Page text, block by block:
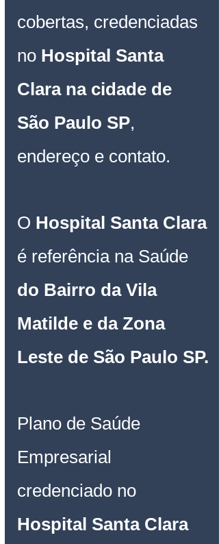
cobertas, credenciadas
no Hospital Santa
Clara na cidade de
São Paulo SP,
endereço e contato.
O Hospital Santa Clara
é referência na Saúde
do Bairro da Vila
Matilde e da Zona
Leste de São Paulo SP.
Plano de Saúde
Empresarial
credenciado no
Hospital Santa Clara